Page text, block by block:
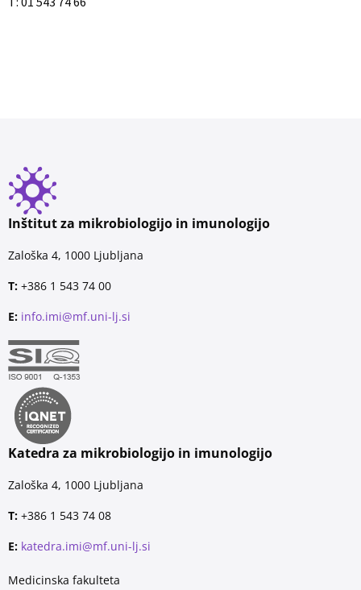
Inštitut za mikrobiologijo in imunologijo
Zaloška 4, 1000 Ljubljana
T: +386 1 543 74 00
E: info.imi@mf.uni-lj.si
Katedra za mikrobiologijo in imunologijo
Zaloška 4, 1000 Ljubljana
T: +386 1 543 74 08
E: katedra.imi@mf.uni-lj.si
Medicinska fakulteta